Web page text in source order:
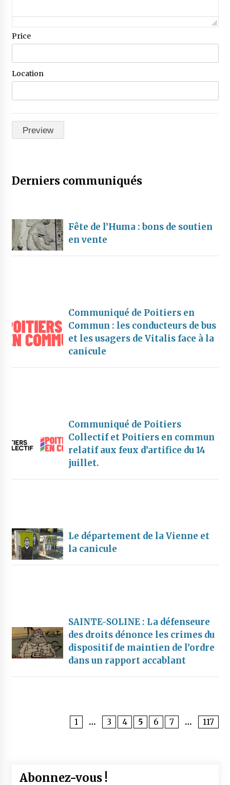
Price
Location
Derniers communiqués
Fête de l’Huma : bons de soutien
en vente
Communiqué de Poitiers en
Commun : les conducteurs de bus
et les usagers de Vitalis face à la
canicule
Communiqué de Poitiers
Collectif et Poitiers en commun
relatif aux feux d’artifice du 14
juillet.
Le département de la Vienne et
la canicule
SAINTE-SOLINE : La défenseure
des droits dénonce les crimes du
dispositif de maintien de l’ordre
dans un rapport accablant
1 … 3 4 5 6 7 … 117
Abonnez-vous !